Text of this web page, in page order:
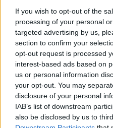
If you wish to opt-out of the
processing of your personal
targeted advertising by us,
section to confirm your
opt-out request is processed
interest-based ads based on
us or personal information
your opt-out. You may
disclosure of your personal
IAB’s list of downstream
also be disclosed by us to
MongoDB Compass es la
oficial para MongoDB,
de bases de datos sea más
administradores de bases
datos.Con su interfaz
una experiencia potente
con las bases de datos de
conocimiento de la línea de
Compass para Windows es
CRUD, análisis de